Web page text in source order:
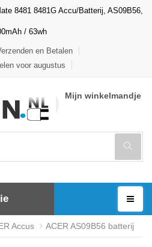
8481 8481G Accu/Batterij, AS09B56,
/ 63wh
en Betalen
voor augustus
Mijn winkelmandje
Accus ACER AS09B56 batterij